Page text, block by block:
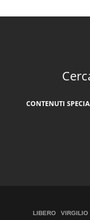
CONTENUTI
LIBERO VIRGILIO